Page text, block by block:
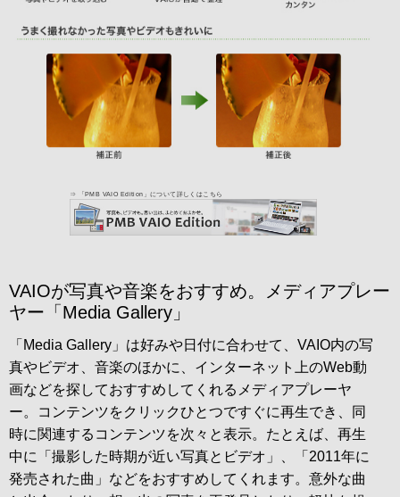
VAIOが写真や音楽をおすすめ。メディアプレー
ヤー「Media Gallery」
「Media Gallery」は好みや日付に合わせて、VAIO内の写
真やビデオ、音楽のほかに、インターネット上のWeb動
画などを探しておすすめしてくれるメディアプレーヤ
ー。コンテンツをクリックひとつですぐに再生でき、同
時に関連するコンテンツを次々と表示。たとえば、再生
中に「撮影した時期が近い写真とビデオ」、「2011年に
発売された曲」などをおすすめしてくれます。意外な曲